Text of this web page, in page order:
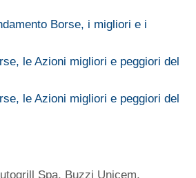
Borse, i migliori e i
le Azioni migliori e peggiori del
le Azioni migliori e peggiori del
Spa, Buzzi Unicem,